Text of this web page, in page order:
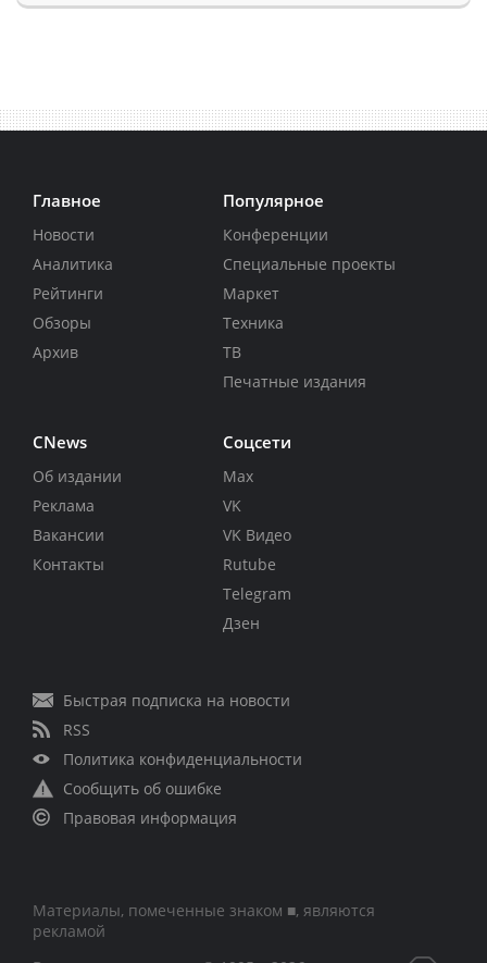
Главное
Новости
Аналитика
Рейтинги
Обзоры
Архив
Популярное
Конференции
Специальные проекты
Маркет
Техника
ТВ
Печатные издания
CNews
Об издании
Реклама
Вакансии
Контакты
Соцсети
Max
VK
VK Видео
Rutube
Telegram
Дзен
Быстрая подписка на новости
RSS
Политика конфиденциальности
Сообщить об ошибке
Правовая информация
Материалы, помеченные знаком ■, являются
рекламой